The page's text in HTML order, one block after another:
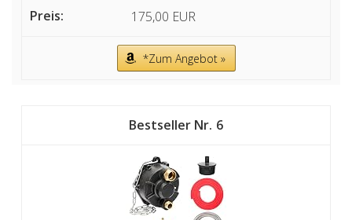
175,00 EUR
*Zum Angebot »
6